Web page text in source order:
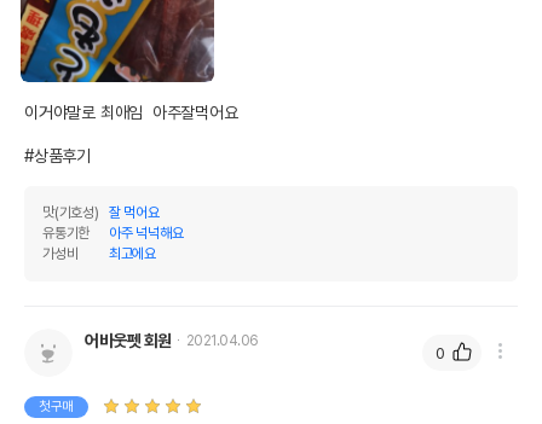
이거야말로 최애임  아주잘먹어요
#상품후기
맛(기호성)
잘 먹어요
유통기한
아주 넉넉해요
가성비
최고에요
어바웃펫 회원 2021.04.06
첫구매
0